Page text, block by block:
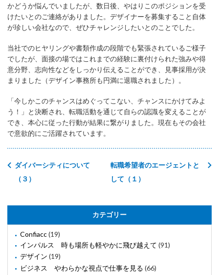
かどうか悩んでいましたが、数日後、やはりこのポジションを受
けたいとのご連絡がありました。デザイナーを募集すること自体
が珍しい会社なので、ぜひチャレンジしたいとのことでした。
当社でのヒヤリングや書類作成の段階でも緊張されているご様子
でしたが、面接の場ではこれまでの経験に裏付けられた強みや得
意分野、志向性などをしっかり伝えることができ、見事採用が決
まりました（デザイン事務所も円満に退職されました）。
「今しかこのチャンスはめぐってこない、チャンスにかけてみよ
う！」と決断され、転職活動を通じて自らの認識を変えることが
でき、本心に従った行動が結果に繋がりました。現在もその会社
で意欲的にご活躍されています。
転職希望者のエージェントと
して（１）
ダイバーシティについて
（３）
カテゴリー
Confiacc(19)
インパルス 時も場所も軽やかに飛び越えて (91)
デザイン (19)
ビジネス やわらかな視点で仕事を見る (66)